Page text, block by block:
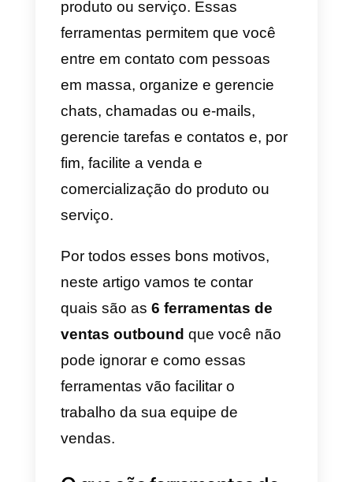
outro método de contato e
pesquisa que o vendedor tenha.
Deve executar cada etapa do
processo de vendas, desde atrair
clientes até apresentar o produto
e vendê-lo.
ferramentas de vendas
externas/outbound auxiliam as
equipes de vendas na captação,
filtragem e, por fim, na conclusão
do processo de venda de um
produto ou serviço. Essas